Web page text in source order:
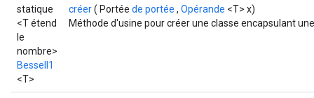
statique
<T étend
le
nombre>
BesselI1
<T>
créer( Portée de portée , Opérande <T> x)
Méthode d'usine pour créer une classe encapsulant